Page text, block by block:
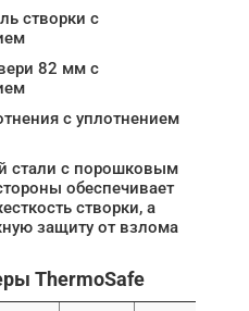
створки с
82 мм с
с уплотнением
стали с порошковым
обеспечивает
створки, а
защиту от взлома
ThermoSafe